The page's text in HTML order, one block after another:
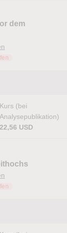
dem
Kurs (bei
Analysepublikation)
22,56 USD